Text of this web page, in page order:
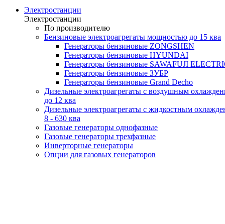
Электростанции
Электростанции
По производителю
Бензиновые электроагрегаты мощностью до 15 ква
Генераторы бензиновые ZONGSHEN
Генераторы бензиновые HYUNDAI
Генераторы бензиновые SAWAFUJI
Генераторы бензиновые ЗУБР
Генераторы бензиновые Grand Decho
Дизельные электроагрегаты с воздушным
до 12 ква
Дизельные электроагрегаты с жидкостным
8 - 630 ква
Газовые генераторы однофазные
Газовые генераторы трехфазные
Инверторные генераторы
Опции для газовых генераторов